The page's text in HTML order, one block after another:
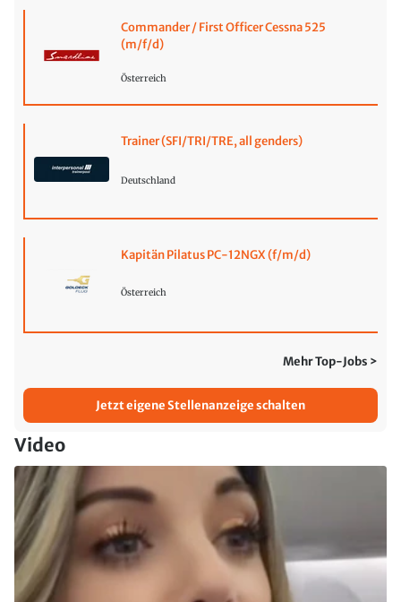
Commander / First Officer Cessna 525
(m/f/d)
Österreich
Trainer (SFI/TRI/TRE, all genders)
Deutschland
Kapitän Pilatus PC-12NGX (f/m/d)
Österreich
Mehr Top-Jobs >
Jetzt eigene Stellenanzeige schalten
Video